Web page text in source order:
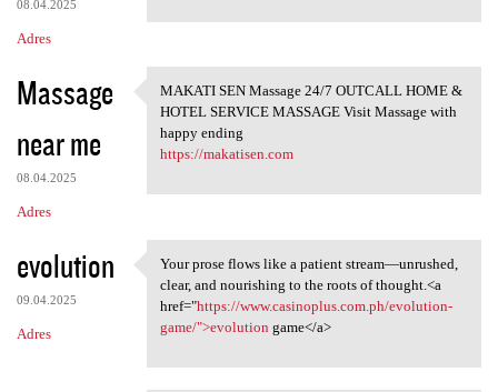
08.04.2025
Adres
Massage
near me
08.04.2025
Adres
MAKATI SEN Massage 24/7
MAKATI SEN Massage 24/7 OUTCALL HOME &
HOTEL SERVICE MASSAGE Visit Massage with
happy ending
https://makatisen.com
evolution
09.04.2025
Adres
Your prose flows like a
Your prose flows like a patient stream—unrushed,
clear, and nourishing to the roots of thought.<a
href="https://www.casinoplus.com.ph/evolution-
game/">evolution game</a>